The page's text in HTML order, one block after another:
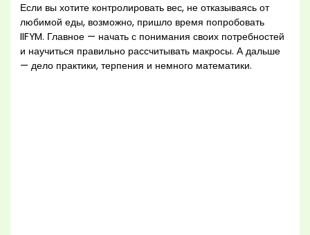
Если вы хотите контролировать вес, не отказываясь от
любимой еды, возможно, пришло время попробовать
IIFYM. Главное — начать с понимания своих потребностей
и научиться правильно рассчитывать макросы. А дальше
— дело практики, терпения и немного математики.